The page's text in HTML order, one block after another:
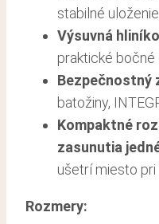
stabilné
Výsuvná
praktické bočné
Bezpečnostný
batožiny,
Kompaktné
zasunutia
ušetrí miesto pri
Rozmery: